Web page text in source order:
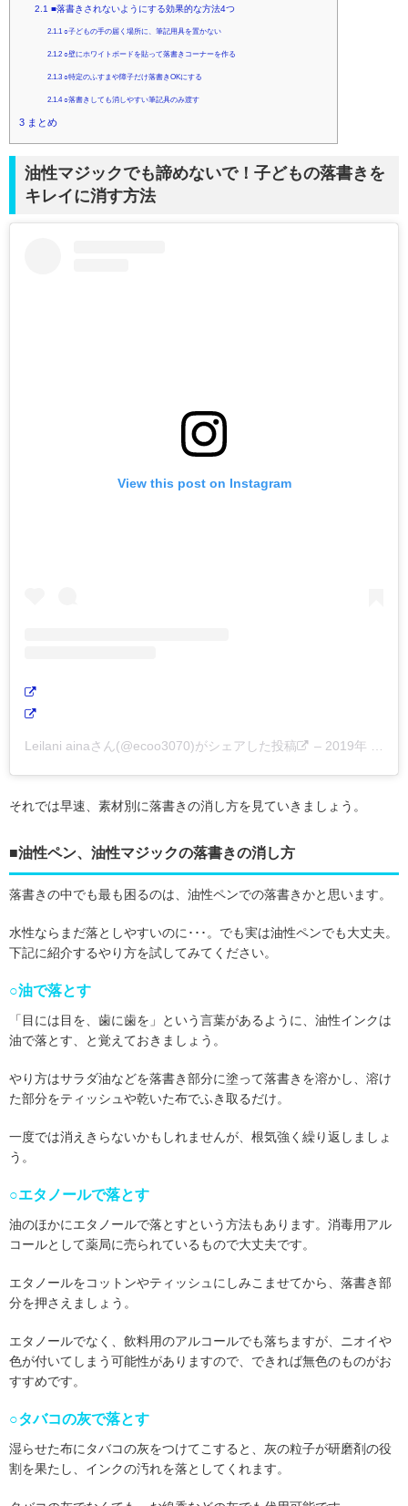
2.1 ■落書きされないようにする効果的な方法4つ
2.1.1 ○子どもの手の届く場所に、筆記用具を置かない
2.1.2 ○壁にホワイトボードを貼って落書きコーナーを作る
2.1.3 ○特定のふすまや障子だけ落書きOKにする
2.1.4○落書きしても消しやすい筆記具のみ渡す
3 まとめ
油性マジックでも諦めないで！子どもの落書きを
キレイに消す方法
View this post on Instagram
Leilani ainaさん(@ecoo3070)がシェアした投稿 – 2019年 2月月11日午後10時04分PST
それでは早速、素材別に落書きの消し方を見ていきましょう。
■油性ペン、油性マジックの落書きの消し方
落書きの中でも最も困るのは、油性ペンでの落書きかと思います。
水性ならまだ落としやすいのに･･･。でも実は油性ペンでも大丈夫。
下記に紹介するやり方を試してみてください。
○油で落とす
「目には目を、歯に歯を」という言葉があるように、油性インクは
油で落とす、と覚えておきましょう。
やり方はサラダ油などを落書き部分に塗って落書きを溶かし、溶け
た部分をティッシュや乾いた布でふき取るだけ。
一度では消えきらないかもしれませんが、根気強く繰り返しましょ
う。
○エタノールで落とす
油のほかにエタノールで落とすという方法もあります。消毒用アル
コールとして薬局に売られているもので大丈夫です。
エタノールをコットンやティッシュにしみこませてから、落書き部
分を押さえましょう。
エタノールでなく、飲料用のアルコールでも落ちますが、ニオイや
色が付いてしまう可能性がありますので、できれば無色のものがお
すすめです。
○タバコの灰で落とす
湿らせた布にタバコの灰をつけてこすると、灰の粒子が研磨剤の役
割を果たし、インクの汚れを落としてくれます。